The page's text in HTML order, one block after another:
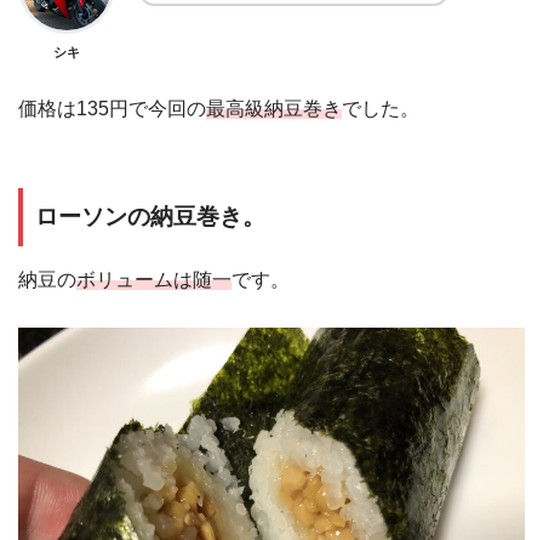
シキ
価格は135円で今回の最高級納豆巻きでした。
ローソンの納豆巻き。
納豆のボリュームは随一です。